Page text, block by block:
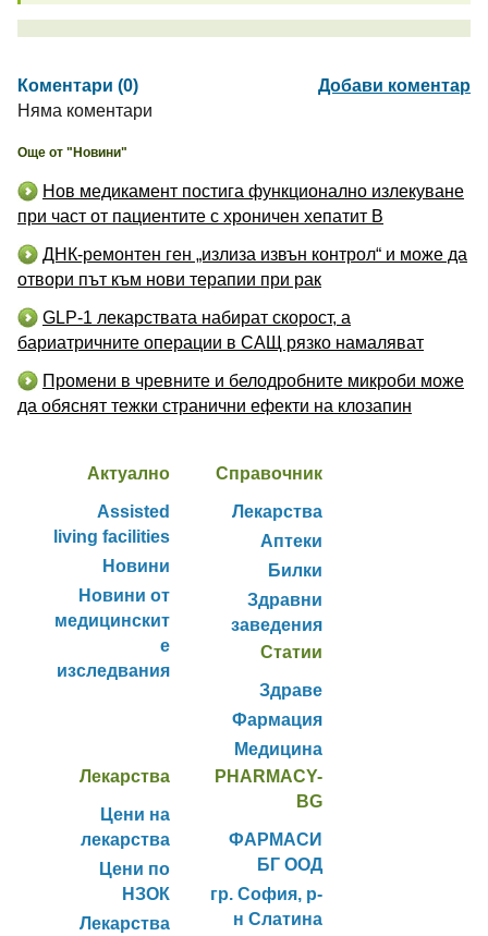
Коментари (0)
Добави коментар
Няма коментари
Още от "Новини"
Нов медикамент постига функционално излекуване
при част от пациентите с хроничен хепатит B
ДНК-ремонтен ген „излиза извън контрол“ и може да
отвори път към нови терапии при рак
GLP-1 лекарствата набират скорост, а
бариатричните операции в САЩ рязко намаляват
Промени в чревните и белодробните микроби може
да обяснят тежки странични ефекти на клозапин
Актуално
Assisted
living facilities
Новини
Новини от
медицинскит
е
изследвания
Справочник
Лекарства
Аптеки
Билки
Здравни
заведения
Статии
Здраве
Фармация
Медицина
Лекарства
Цени на
лекарства
Цени по
НЗОК
Лекарства
PHARMACY-
BG
ФАРМАСИ
БГ ООД
гр. София, р-
н Слатина